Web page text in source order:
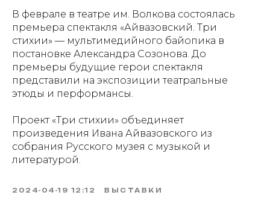
В феврале в театре им. Волкова состоялась
премьера спектакля «Айвазовский. Три
стихии» — мультимедийного байопика в
постановке Александра Созонова. До
премьеры будущие герои спектакля
представили на экспозиции театральные
этюды и перформансы.
Проект «Три стихии» объединяет
произведения Ивана Айвазовского из
собрания Русского музея с музыкой и
литературой.
2024-04-19 12:12 ВЫСТАВКИ